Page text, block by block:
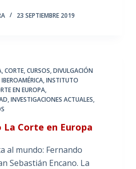
23 SEPTIEMBRE 2019
,CORTE,CURSOS,DIVULGACIÓN
IBEROAMÉRICA,INSTITUTO
EN EUROPA,
,INVESTIGACIONES ACTUALES,
La Corte en Europa
al mundo: Fernando
Sebastián Encano. La